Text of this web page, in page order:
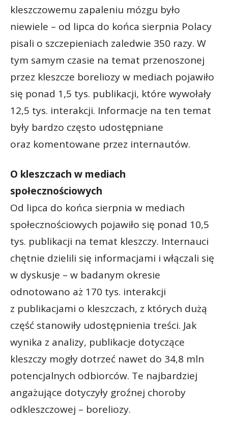
kleszczowemu zapaleniu mózgu było
niewiele – od lipca do końca sierpnia Polacy
pisali o szczepieniach zaledwie 350 razy. W
tym samym czasie na temat przenoszonej
przez kleszcze boreliozy w mediach pojawiło
się ponad 1,5 tys. publikacji, które wywołały
12,5 tys. interakcji. Informacje na ten temat
były bardzo często udostępniane
oraz komentowane przez internautów.
O kleszczach w mediach
społecznościowych
Od lipca do końca sierpnia w mediach
społecznościowych pojawiło się ponad 10,5
tys. publikacji na temat kleszczy. Internauci
chętnie dzielili się informacjami i włączali się
w dyskusje – w badanym okresie
odnotowano aż 170 tys. interakcji
z publikacjami o kleszczach, z których dużą
część stanowiły udostępnienia treści. Jak
wynika z analizy, publikacje dotyczące
kleszczy mogły dotrzeć nawet do 34,8 mln
potencjalnych odbiorców. Te najbardziej
angażujące dotyczyły groźnej choroby
odkleszczowej – boreliozy.